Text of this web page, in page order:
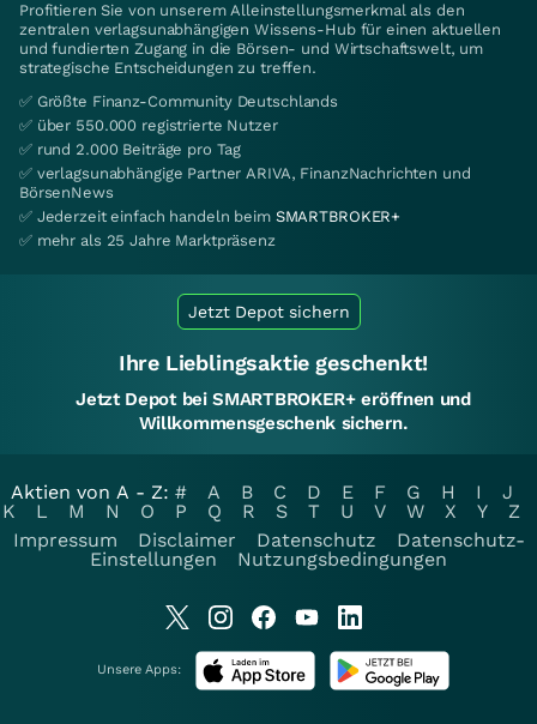
Profitieren Sie von unserem Alleinstellungsmerkmal als den
zentralen verlagsunabhängigen Wissens-Hub für einen aktuellen
und fundierten Zugang in die Börsen- und Wirtschaftswelt, um
strategische Entscheidungen zu treffen.
✅ Größte Finanz-Community Deutschlands
✅ über 550.000 registrierte Nutzer
✅ rund 2.000 Beiträge pro Tag
✅ verlagsunabhängige Partner ARIVA, FinanzNachrichten und
BörsenNews
✅ Jederzeit einfach handeln beim SMARTBROKER+
✅ mehr als 25 Jahre Marktpräsenz
Jetzt Depot sichern
Ihre Lieblingsaktie geschenkt!
Jetzt Depot bei SMARTBROKER+ eröffnen und
Willkommensgeschenk sichern.
Aktien von A - Z: # A B C D E F G H I
J
K
L M N O P Q R S T U V W X Y
Z
Impressum
Disclaimer Datenschutz
Datenschutz-
Einstellungen
Nutzungsbedingungen
Unsere Apps: